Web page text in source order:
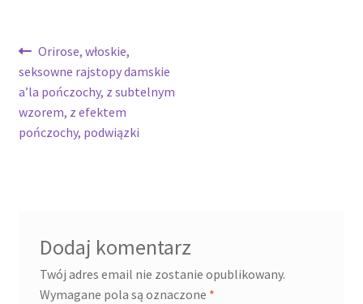
Nawigacja
wpisu
Poprzedni
wpis:
Orirose, włoskie,
seksowne rajstopy damskie
a’la pończochy, z subtelnym
wzorem, z efektem
pończochy, podwiązki
Dodaj komentarz
Twój adres email nie zostanie opublikowany.
Wymagane pola są oznaczone *